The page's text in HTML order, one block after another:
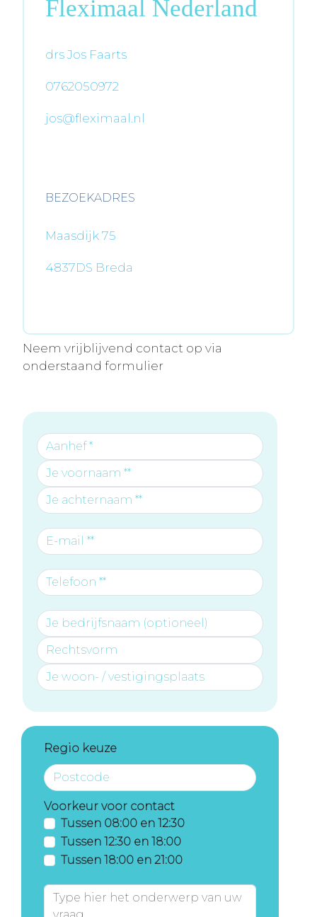
Fleximaal Nederland
drs Jos Faarts
0762050972
jos@fleximaal.nl
BEZOEKADRES
Maasdijk 75
4837DS Breda
Neem vrijblijvend contact op via
onderstaand formulier
Regio keuze
Voorkeur voor contact
Tussen 08:00 en 12:30
Tussen 12:30 en 18:00
Tussen 18:00 en 21:00